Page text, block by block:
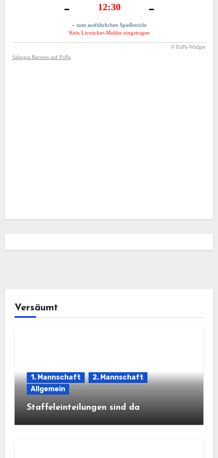
Versäumt
1. Mannschaft
2. Mannschaft
Allgemein
Staffeleinteilungen sind da